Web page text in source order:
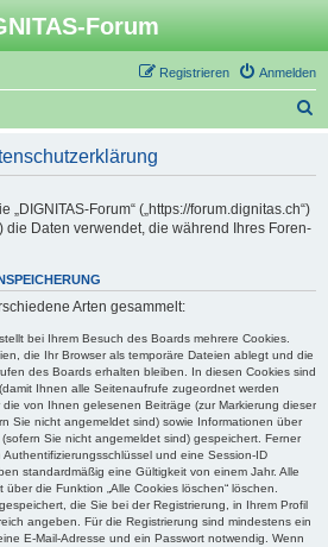
Forum
Anmelden
Registrieren
Forum“ („https://forum.dignitas.ch“)
die Daten verwendet, die während Ihres Foren-
Arten gesammelt:
bei Ihrem Besuch des Boards mehrere Cookies.
die Ihr Browser als temporäre Dateien ablegt und die
des Boards erhalten bleiben. In diesen Cookies sind
Ihnen alle Seitenaufrufe zugeordnet werden
von Ihnen gelesenen Beiträge (zur Markierung dieser
Sie nicht angemeldet sind) sowie Informationen über
Sie nicht angemeldet sind) gespeichert. Ferner
und eine Session-ID
standardmäßig eine Gültigkeit von einem Jahr. Alle
die Funktion „Alle Cookies löschen“ löschen.
die Sie bei der Registrierung, in Ihrem Profil
angeben. Für die Registrierung sind mindestens ein
E-Mail-Adresse und ein Passwort notwendig. Wenn